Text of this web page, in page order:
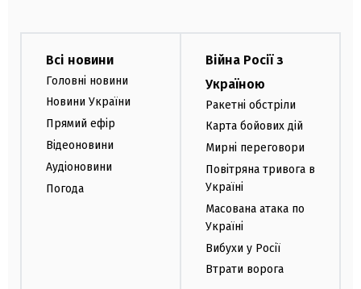
Всі новини
Головні новини
Новини України
Прямий ефір
Відеоновини
Аудіоновини
Погода
Війна Росії з
Україною
Ракетні обстріли
Карта бойових дій
Мирні переговори
Повітряна тривога в
Україні
Масована атака по
Україні
Вибухи у Росії
Втрати ворога